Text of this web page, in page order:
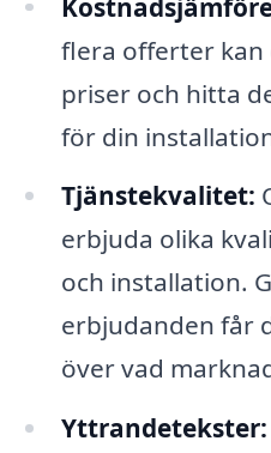
flera offerter kan
priser och hitta
för din
Tjänstekvalitet:
erbjuda olika
och installation.
erbjudanden får
över vad
Yttrandetekster: